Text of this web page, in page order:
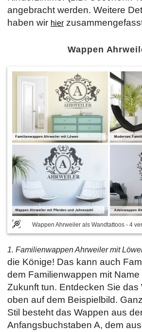
angebracht werden. Weitere
haben wir hier
Wappen
Wappen Ahrweiler als Wandtattoos - 4
1. Familienwappen Ahrweiler mit
die Könige! Das kann auch
dem Familienwappen mit
Zukunft tun. Entdecken Sie das
oben auf dem Beispielbild.
Stil besteht das Wappen aus
Anfangsbuchstaben A, dem